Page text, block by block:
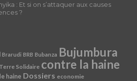
: Et si on s’attaquer aux causes
?
Brarudi BRB Bubanza Bujumbura
Solidaire contre la haine
haine Dossiers economie